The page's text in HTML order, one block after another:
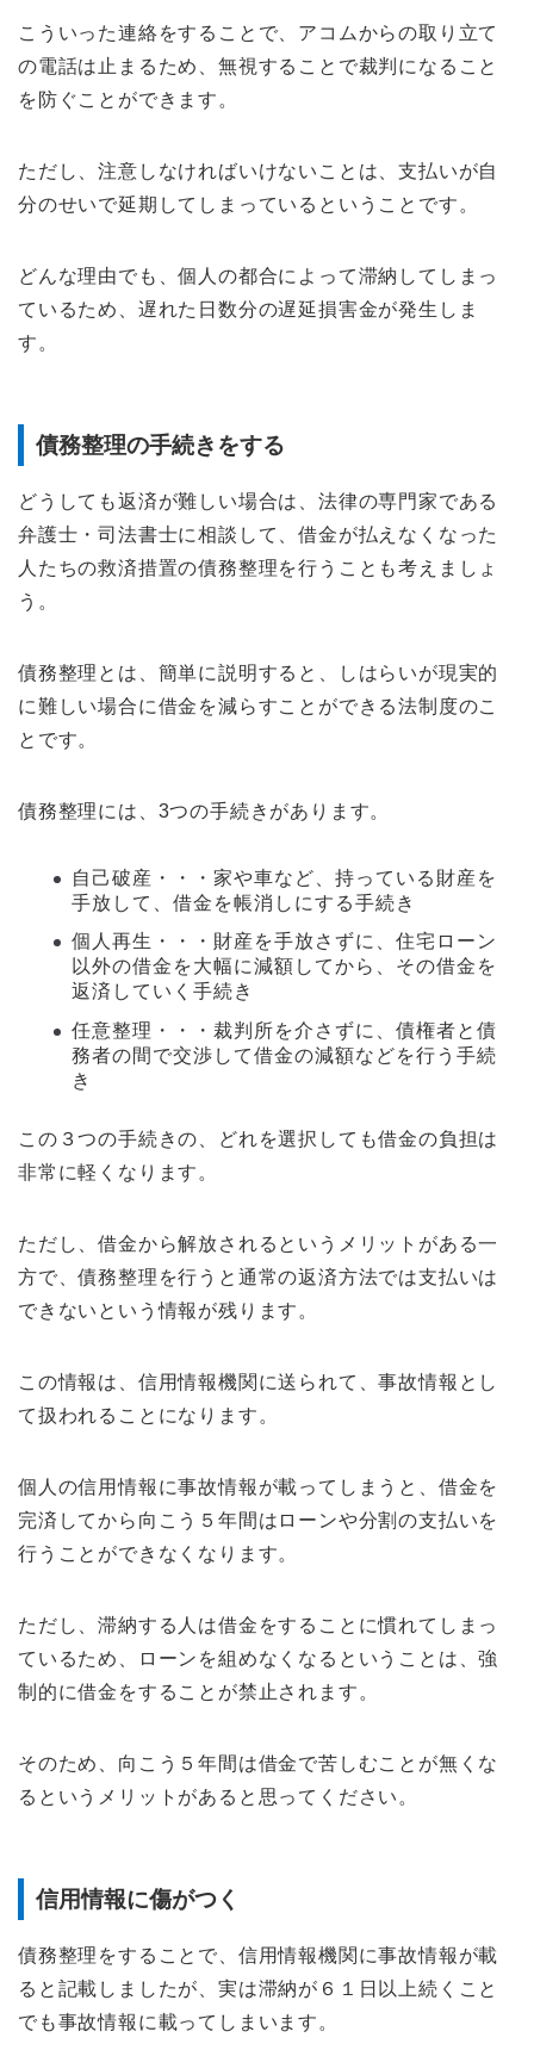
こういった連絡をすることで、アコムからの取り立て
の電話は止まるため、無視することで裁判になること
を防ぐことができます。
ただし、注意しなければいけないことは、支払いが自
分のせいで延期してしまっているということです。
どんな理由でも、個人の都合によって滞納してしまっ
ているため、遅れた日数分の遅延損害金が発生しま
す。
債務整理の手続きをする
どうしても返済が難しい場合は、法律の専門家である
弁護士・司法書士に相談して、借金が払えなくなった
人たちの救済措置の債務整理を行うことも考えましょ
う。
債務整理とは、簡単に説明すると、しはらいが現実的
に難しい場合に借金を減らすことができる法制度のこ
とです。
債務整理には、3つの手続きがあります。
自己破産・・・家や車など、持っている財産を
手放して、借金を帳消しにする手続き
個人再生・・・財産を手放さずに、住宅ローン
以外の借金を大幅に減額してから、その借金を
返済していく手続き
任意整理・・・裁判所を介さずに、債権者と債
務者の間で交渉して借金の減額などを行う手続
き
この３つの手続きの、どれを選択しても借金の負担は
非常に軽くなります。
ただし、借金から解放されるというメリットがある一
方で、債務整理を行うと通常の返済方法では支払いは
できないという情報が残ります。
この情報は、信用情報機関に送られて、事故情報とし
て扱われることになります。
個人の信用情報に事故情報が載ってしまうと、借金を
完済してから向こう５年間はローンや分割の支払いを
行うことができなくなります。
ただし、滞納する人は借金をすることに慣れてしまっ
ているため、ローンを組めなくなるということは、強
制的に借金をすることが禁止されます。
そのため、向こう５年間は借金で苦しむことが無くな
るというメリットがあると思ってください。
信用情報に傷がつく
債務整理をすることで、信用情報機関に事故情報が載
ると記載しましたが、実は滞納が６１日以上続くこと
でも事故情報に載ってしまいます。